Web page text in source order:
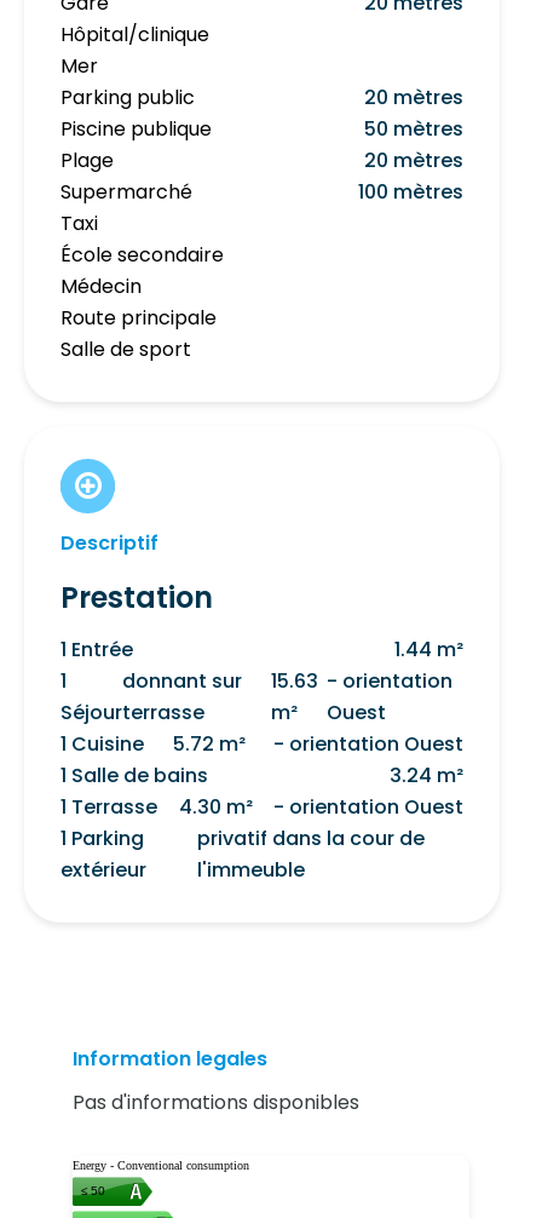
Hôpital/clinique
Mer
Parking public
20 mètres
Piscine publique
50 mètres
Plage
20 mètres
Supermarché
100 mètres
Taxi
École secondaire
Médecin
Route principale
Salle de sport
Descriptif
Prestation
1 Entrée
1.44 m²
1
Séjour
donnant sur
terrasse
15.63
m²
- orientation
Ouest
1 Cuisine
5.72 m²
- orientation Ouest
1 Salle de bains
3.24 m²
1 Terrasse
4.30 m²
- orientation Ouest
1 Parking
extérieur
privatif dans la cour de
l'immeuble
Information legales
Pas d'informations disponibles